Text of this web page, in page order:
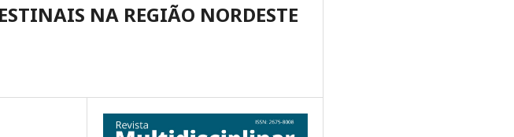
NA REGIÃO NORDESTE